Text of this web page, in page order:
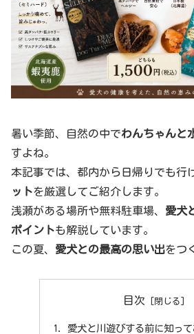
暑い季節、自然の中でわんちゃんと
すよね。
本記事では、都内から日帰りでも行
ットを厳選してご紹介します。
浅瀬がある場所や無料駐車場、 愛犬
ポイントも解説しています。
この夏、 愛犬との最高の思い出をつ
目次
愛犬と川遊びする前に知っ